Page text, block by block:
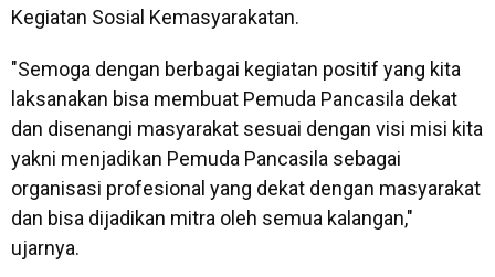
Kegiatan Sosial Kemasyarakatan.
"Semoga dengan berbagai kegiatan positif yang kita
laksanakan bisa membuat Pemuda Pancasila dekat
dan disenangi masyarakat sesuai dengan visi misi kita
yakni menjadikan Pemuda Pancasila sebagai
organisasi profesional yang dekat dengan masyarakat
dan bisa dijadikan mitra oleh semua kalangan,"
ujarnya.